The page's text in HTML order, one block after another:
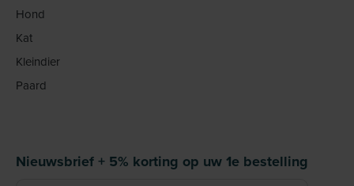
Hond
Kat
Kleindier
Paard
Nieuwsbrief + 5% korting op uw 1e bestelling